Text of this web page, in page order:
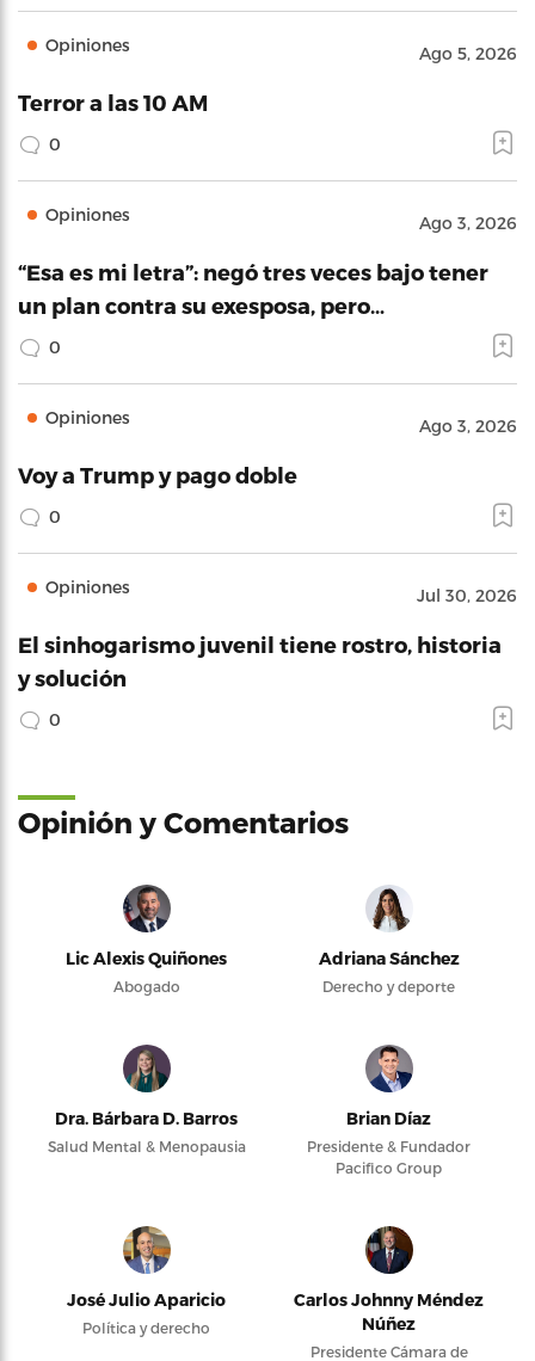
Opiniones Ago 5, 2026
Terror a las 10 AM
0
Opiniones Ago 3, 2026
“Esa es mi letra”: negó tres veces bajo tener
un plan contra su exesposa, pero…
0
Opiniones Ago 3, 2026
Voy a Trump y pago doble
0
Opiniones Jul 30, 2026
El sinhogarismo juvenil tiene rostro, historia
y solución
0
Opinión y Comentarios
Lic Alexis Quiñones
Abogado
Adriana Sánchez
Derecho y deporte
Dra. Bárbara D. Barros
Salud Mental & Menopausia
Brian Díaz
Presidente & Fundador
Pacifico Group
José Julio Aparicio
Política y derecho
Carlos Johnny Méndez
Núñez
Presidente Cámara de